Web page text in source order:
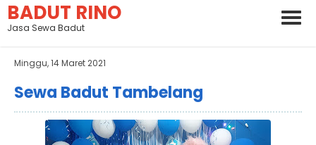
BADUT RINO
Jasa Sewa Badut
Minggu, 14 Maret 2021
Sewa Badut Tambelang